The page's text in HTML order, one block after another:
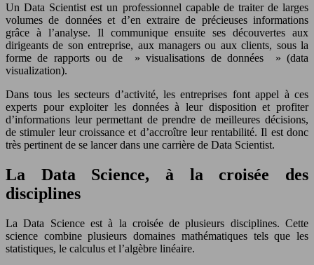
Un Data Scientist est un professionnel capable de traiter de larges
volumes de données et d’en extraire de précieuses informations
grâce à l’analyse. Il communique ensuite ses découvertes aux
dirigeants de son entreprise, aux managers ou aux clients, sous la
forme de rapports ou de » visualisations de données » (data
visualization).
Dans tous les secteurs d’activité, les entreprises font appel à ces
experts pour exploiter les données à leur disposition et profiter
d’informations leur permettant de prendre de meilleures décisions,
de stimuler leur croissance et d’accroître leur rentabilité. Il est donc
très pertinent de se lancer dans une carrière de Data Scientist.
La Data Science, à la croisée des
disciplines
La Data Science est à la croisée de plusieurs disciplines. Cette
science combine plusieurs domaines mathématiques tels que les
statistiques, le calculus et l’algèbre linéaire.